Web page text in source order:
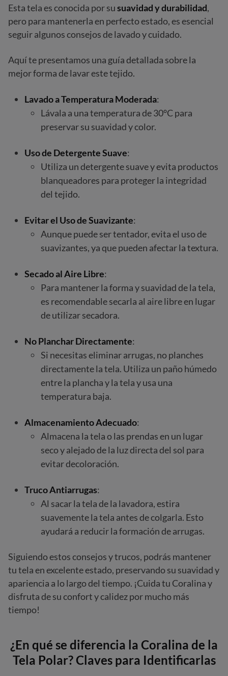
Esta tela es conocida por susuavidad y durabilidad,
pero para mantenerla en perfecto estado, es esencial
seguir algunos consejos de lavado y cuidado.
Aquí te presentamos una guía detallada sobre la
mejor forma de lavar este tejido.
Lavado a Temperatura Moderada:
Lávala a una temperatura de 30°C para
preservar su suavidad y color.
Uso de Detergente Suave:
Utiliza un detergente suave y evita productos
blanqueadores para proteger la integridad
del tejido.
Evitar el Uso de Suavizante:
Aunque puede ser tentador, evita el uso de
suavizantes, ya que pueden afectar la textura.
Secado al Aire Libre:
Para mantener la forma y suavidad de la tela,
es recomendable secarla al aire libre en lugar
de utilizar secadora.
No Planchar Directamente:
Si necesitas eliminar arrugas, no planches
directamente la tela. Utiliza un paño húmedo
entre la plancha y la tela y usa una
temperatura baja.
Almacenamiento Adecuado:
Almacena la tela o las prendas en un lugar
seco y alejado de la luz directa del sol para
evitar decoloración.
Truco Antiarrugas:
Al sacar la tela de la lavadora, estira
suavemente la tela antes de colgarla. Esto
ayudará a reducir la formación de arrugas.
Siguiendo estos consejos y trucos, podrás mantener
tu tela en excelente estado, preservando su suavidad y
apariencia a lo largo del tiempo. ¡Cuida tu Coralina y
disfruta de su confort y calidez por mucho más
tiempo!
¿En qué se diferencia la Coralina de la
Tela Polar? Claves para Identificarlas